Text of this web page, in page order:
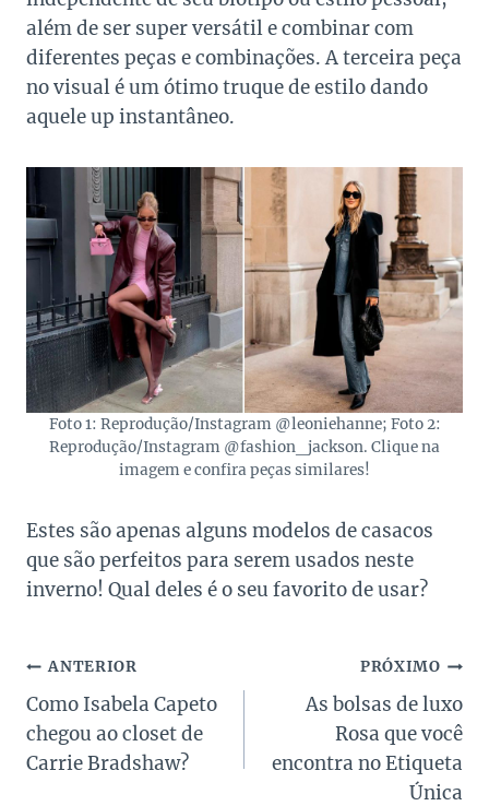
além de ser super versátil e combinar com
diferentes peças e combinações. A terceira peça
no visual é um ótimo truque de estilo dando
aquele up instantâneo.
Foto 1: Reprodução/Instagram @leoniehanne; Foto 2:
Reprodução/Instagram @fashion_jackson. Clique na
imagem e confira peças similares!
Estes são apenas alguns modelos de casacos
que são perfeitos para serem usados neste
inverno! Qual deles é o seu favorito de usar?
Navegação
de
Post
ANTERIOR
Como Isabela Capeto
chegou ao closet de
Carrie Bradshaw?
PRÓXIMO
As bolsas de luxo
Rosa que você
encontra no Etiqueta
Única